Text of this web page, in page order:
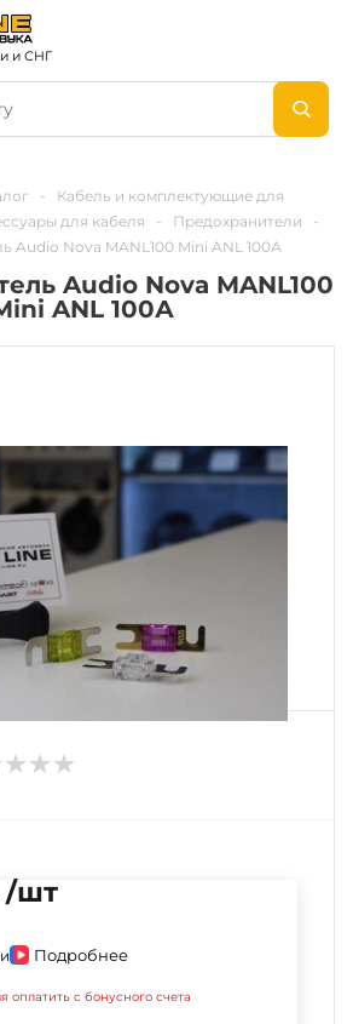
и СНГ
-
Кабель и комплектующие для
для кабеля - Предохранители
-
Audio Nova MANL100 Mini ANL 100А
Audio Nova MANL100
ANL 100А
/шт
Подробнее
оплатить с бонусного счета